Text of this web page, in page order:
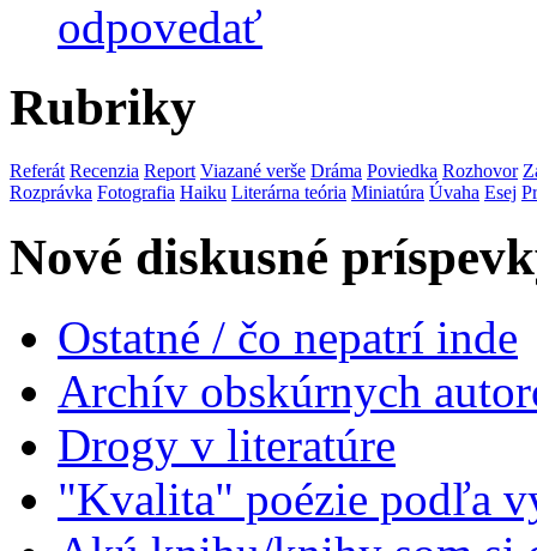
odpovedať
Rubriky
Referát Recenzia Report Viazané verše Dráma Poviedka Rozhovor
Rozprávka Fotografia Haiku Literárna teória Miniatúra Úvaha Esej
Nové diskusné
Ostatné / čo nepatrí inde
Archív obskúrnych
Drogy v literatúre
"Kvalita" poézie podľa